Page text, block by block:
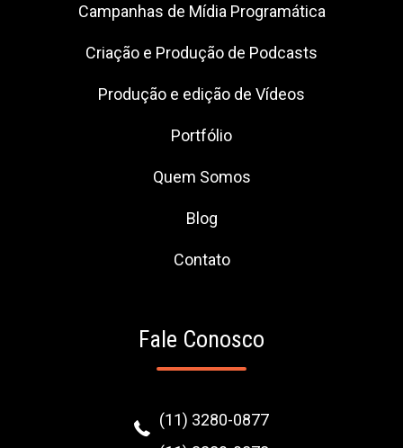
Campanhas de Mídia Programática
Criação e Produção de Podcasts
Produção e edição de Vídeos
Portfólio
Quem Somos
Blog
Contato
Fale Conosco
(11) 3280-0877